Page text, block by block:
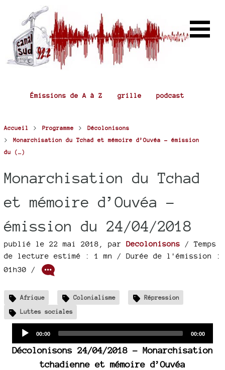
Émissions de A à Z grille podcast
Accueil > Programme > Décolonisons
>
Monarchisation du Tchad et mémoire d’Ouvéa - émission
du (…)
Monarchisation du Tchad
et mémoire d’Ouvéa -
émission du 24/04/2018
publié le 22 mai 2018 par Decolonisons / Temps
de lecture estimé : 1 mn / Durée de l'émission :
01h30 /
Afrique Colonialisme
Répression
Luttes sociales
Current
00:00
Total
00:00
Décolonisons 24/04/2018 - Monarchisation
tchadienne et mémoire d’Ouvéa